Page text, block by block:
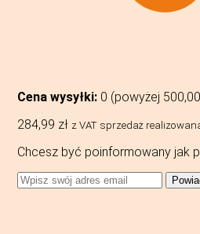
Cena wysyłki: 0 (powyżej 500,00
284,99 zł z VAT sprzedaż
Chcesz być poinformowany jak